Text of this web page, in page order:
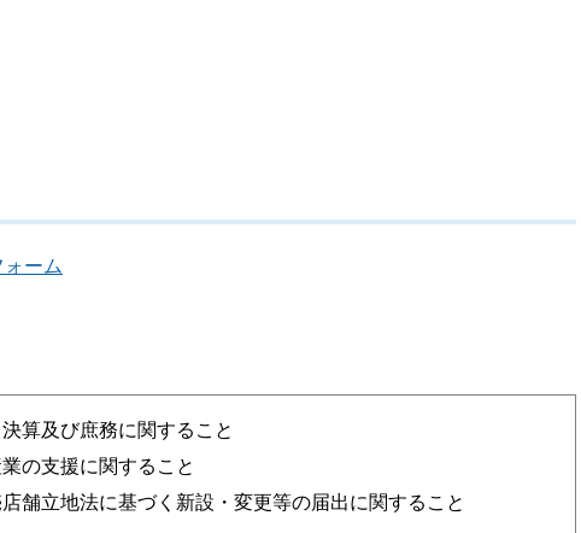
ーム
算及び庶務に関すること
の支援に関すること
舗立地法に基づく新設・変更等の届出に関すること